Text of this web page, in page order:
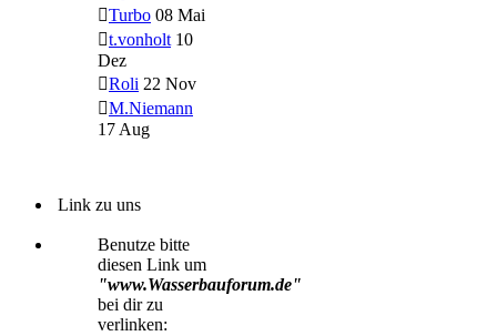
Turbo 08 Mai
t.vonholt 10
Dez
Roli 22 Nov
M.Niemann
17 Aug
Link zu uns
Benutze bitte
diesen Link um
"www.Wasserbauforum.de"
bei dir zu
verlinken: